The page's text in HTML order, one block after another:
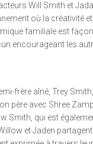
Will Smith et
où la créativité
familiale est
encourageant les
frère aîné, Trey
père avec Shree
Smith, qui est
et Jaden